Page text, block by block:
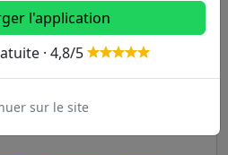
L N
l'application
· 4,8/5
sur le site